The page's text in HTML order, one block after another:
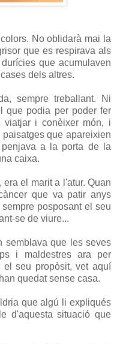
No oblidarà mai la
que es respirava als
que acumulaven
dels altres.
sempre treballant. Ni
que podia per poder fer
i conèixer món, i
que apareixien
a la porta de la
caixa.
el marit a l'atur. Quan
que va patir anys
posposant el seu
se de viure...
semblava que les seves
i maldestres ara per
el seu propòsit, vet aquí
quedat sense casa.
que algú li expliqués
d'aquesta situació que